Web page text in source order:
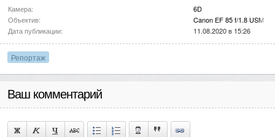
Камера:
6D
Объектив:
Canon EF 85 f/1.8 USM
Дата публикации:
11.08.2020 в 15:26
Репортаж
Ваш комментарий